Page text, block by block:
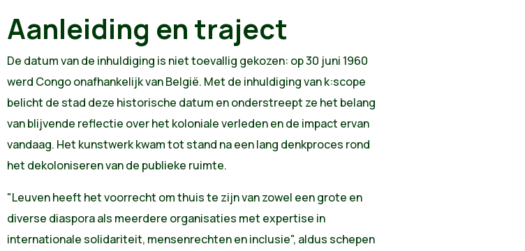
Aanleiding en traject
De datum van de inhuldiging is niet toevallig gekozen: op 30 juni 1960
werd Congo onafhankelijk van België. Met de inhuldiging van k:scope
belicht de stad deze historische datum en onderstreept ze het belang
van blijvende reflectie over het koloniale verleden en de impact ervan
vandaag. Het kunstwerk kwam tot stand na een lang denkproces rond
het dekoloniseren van de publieke ruimte.
"Leuven heeft het voorrecht om thuis te zijn van zowel een grote en
diverse diaspora als meerdere organisaties met expertise in
internationale solidariteit, mensenrechten en inclusie", aldus schepen